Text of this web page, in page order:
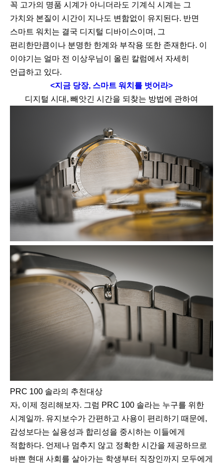
꼭 고가의 명품 시계가 아니더라도 기계식 시계는 그
가치와 본질이 시간이 지나도 변함없이 유지된다. 반면
스마트 워치는 결국 디지털 디바이스이며, 그
편리한만큼이나 분명한 한계와 부작용 또한 존재한다. 이
이야기는 얼마 전 이상우님이 올린 칼럼에서 자세히
언급하고 있다.
<지금 당장, 스마트 워치를 벗어라>
디지털 시대, 빼앗긴 시간을 되찾는 방법에 관하여
PRC 100 솔라의 추천대상
자, 이제 정리해보자. 그럼 PRC 100 솔라는 누구를 위한
시계일까. 유지보수가 간편하고 사용이 편리하기 때문에,
감성보다는 실용성과 합리성을 중시하는 이들에게
적합하다. 언제나 멈추지 않고 정확한 시간을 제공하므로
바쁜 현대 사회를 살아가는 학생부터 직장인까지 모두에게